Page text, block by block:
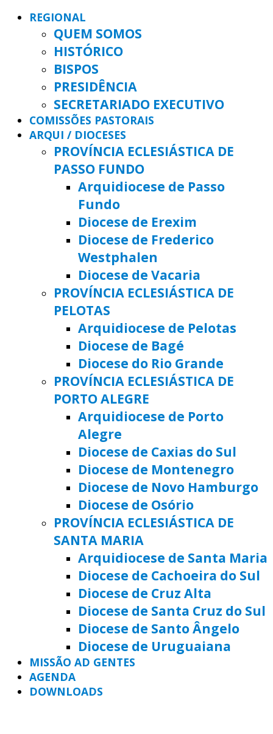
REGIONAL
QUEM SOMOS
HISTÓRICO
BISPOS
PRESIDÊNCIA
SECRETARIADO EXECUTIVO
COMISSÕES PASTORAIS
ARQUI / DIOCESES
PROVÍNCIA ECLESIÁSTICA DE
PASSO FUNDO
Arquidiocese de Passo
Fundo
Diocese de Erexim
Diocese de Frederico
Westphalen
Diocese de Vacaria
PROVÍNCIA ECLESIÁSTICA DE
PELOTAS
Arquidiocese de Pelotas
Diocese de Bagé
Diocese do Rio Grande
PROVÍNCIA ECLESIÁSTICA DE
PORTO ALEGRE
Arquidiocese de Porto
Alegre
Diocese de Caxias do Sul
Diocese de Montenegro
Diocese de Novo Hamburgo
Diocese de Osório
PROVÍNCIA ECLESIÁSTICA DE
SANTA MARIA
Arquidiocese de Santa Maria
Diocese de Cachoeira do Sul
Diocese de Cruz Alta
Diocese de Santa Cruz do Sul
Diocese de Santo Ângelo
Diocese de Uruguaiana
MISSÃO AD GENTES
AGENDA
DOWNLOADS